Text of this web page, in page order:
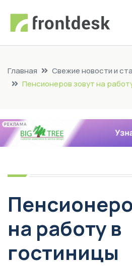
Главная
Свежие новости и
Пенсионеров зовут на
РЕКЛАМА
на работу в
гостиницы